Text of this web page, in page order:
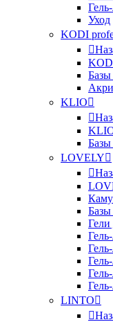
Уход
KODI
KLIO
LOVELY
Гели
LINTO